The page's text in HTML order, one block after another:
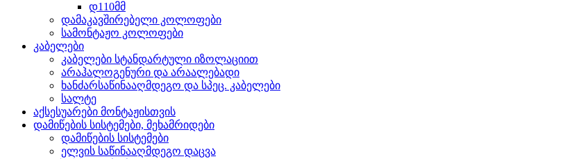
დ110მმ
დამაკავშირებელი კოლოფები
სამონტაჟო კოლოფები
კაბელები
კაბელები სტანდარტული იზოლაციით
არაჰალოგენური და არაალებადი
ხანძარსაწინააღმდეგო და სპეც. კაბელები
სალტე
აქსესუარები მონტაჟისთვის
დამიწების სისტემები, მეხამრიდები
დამიწების სისტემები
ელვის საწინააღმდეგო დაცვა